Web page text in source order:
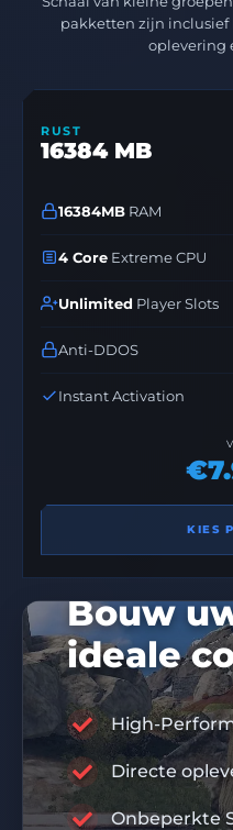
pakketten zijn inclusief
oplevering
RUST
16384 MB
16384MB RAM
4 Core Extreme CPU
Unlimited Player Slots
Anti-DDOS
Instant Activation
KIES
Bouw
ideale
High-
Directe
Onbeperkte
10%